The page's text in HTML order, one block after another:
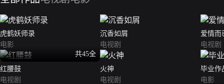
虎鹤妖师录
电影
沉香如屑
电视剧
爱情而
电视剧
共45全
红腰鼓
电视剧
火神
电视剧
毕业作
电影